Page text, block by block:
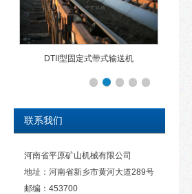
DTII型固定式带式输送机
联系我们
河南省平原矿山机械有限公司
地址：河南省新乡市黄河大道289号
邮编：453700